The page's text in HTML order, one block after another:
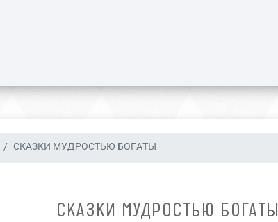
СКАЗКИ МУДРОСТЬЮ БОГАТЫ
СКАЗКИ МУДРОСТЬЮ БОГАТЫ